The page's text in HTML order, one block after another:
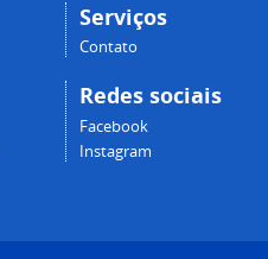
Serviços
Contato
Redes sociais
Facebook
Instagram